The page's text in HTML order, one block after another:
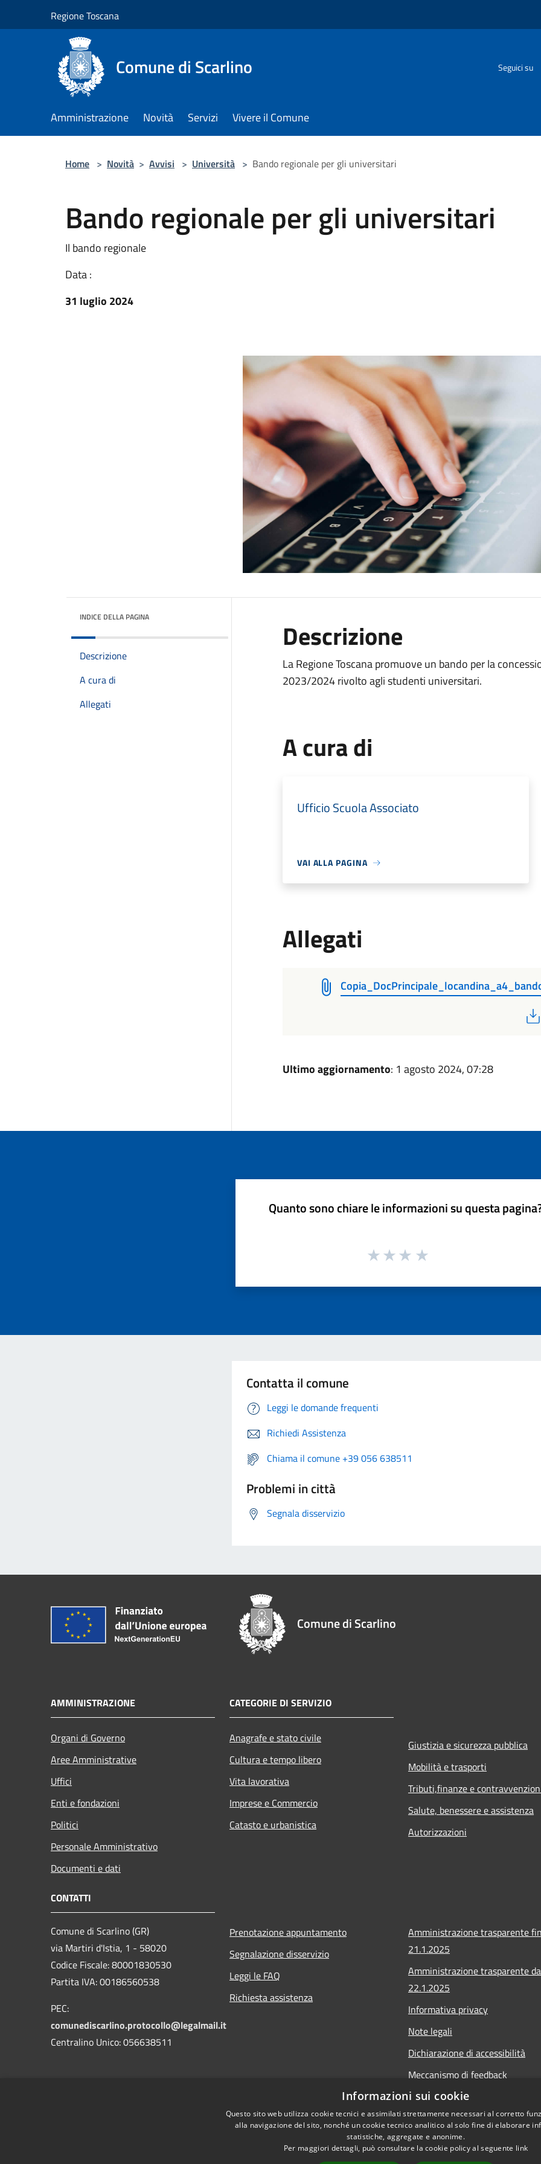
Regione Toscana
Comune di Scarlino Seguici su
Amministrazione Novità Servizi Vivere il Comune
Home > Novità > Avvisi > Università > Bando regionale per gli universitari
Bando regionale per gli universitari
Il bando regionale
Data :
31 luglio 2024
INDICE DELLA PAGINA
Descrizione
A cura di
Allegati
Descrizione
La Regione Toscana promuove un bando per la
2023/2024 rivolto agli studenti universitari.
A cura di
Ufficio Scuola Associato
VAI ALLA PAGINA
Allegati
Ultimo aggiornamento: 1 agosto 2024, 07:28
Quanto sono chiare le informazioni su questa
Contatta il comune
Leggi le domande frequenti
Richiedi Assistenza
Chiama il comune +39 056 638511
Problemi in città
Segnala disservizio
Comune di Scarlino
AMMINISTRAZIONE
Organi di Governo
Aree Amministrative
Uffici
Enti e fondazioni
Politici
Personale Amministrativo
Documenti e dati
CATEGORIE DI SERVIZIO
Anagrafe e stato civile
Cultura e tempo libero
Vita lavorativa
Imprese e Commercio
Catasto e urbanistica
Giustizia e sicurezza pubblica
Mobilità e trasporti
Tributi,finanze e
Salute, benessere e assistenza
Autorizzazioni
CONTATTI
Comune di Scarlino (GR)
via Martiri d'Istia, 1 - 58020
Codice Fiscale: 80001830530
Partita IVA: 00186560538
PEC:
comunediscarlino.protocollo@legalmail.it
Centralino Unico: 056638511
Prenotazione appuntamento
Segnalazione disservizio
Leggi le FAQ
Richiesta assistenza
Amministrazione trasparente
21.1.2025
Amministrazione trasparente
22.1.2025
Informativa privacy
Note legali
Dichiarazione di accessibilità
Meccanismo di feedback
Whistleblowing
Informazioni sui cookie
Questo sito web utilizza cookie tecnici e assimilati strettamente necessari al corretto
alla navigazione del sito, nonché un cookie tecnico analitico al solo fine di elaborare
statistiche, aggregate e anonime.
Per maggiori dettagli, può consultare la cookie policy al seguente link